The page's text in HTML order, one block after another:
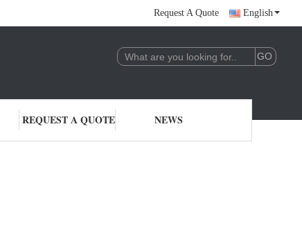
Request A Quote English
REQUEST A QUOTE NEWS